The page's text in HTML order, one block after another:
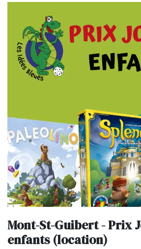
Mont-St-Guibert - Prix
enfants (location)